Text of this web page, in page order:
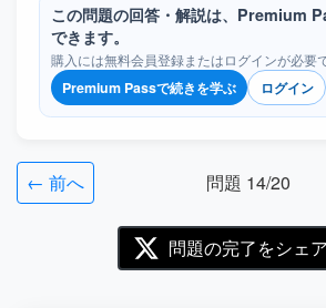
この問題の回答・解説は、Premium
できます。
購入には無料会員登録またはログインが必要で
Premium Passで続きを学ぶ
ログイン
← 前へ 問題 14/20
問題の完了をシェ